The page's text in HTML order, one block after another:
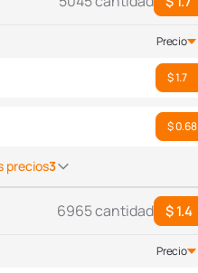
Precio
$ 1.7
$ 0.68
precios3
6965 cantidad $ 1.4
Precio